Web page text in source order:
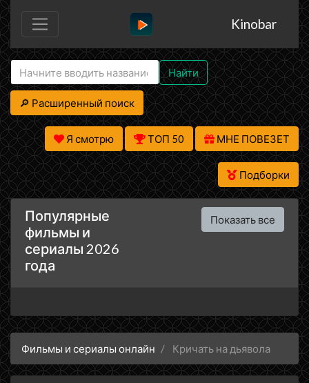
Kinobar
Найти
🔎 Расширенный поиск
Я смотрю ТОП 50 МНЕ ПОВЕЗЕТ
Подборки
Популярные
фильмы и
сериалы 2026
года
Показать все
Фильмы и сериалы онлайн Кричать на дьявола